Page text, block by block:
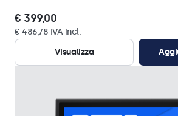
€ 399,00
€ 486,78 IVA incl.
Visualizza